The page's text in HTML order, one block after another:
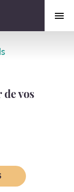
vos